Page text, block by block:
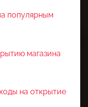
популярным
магазина
на открытие